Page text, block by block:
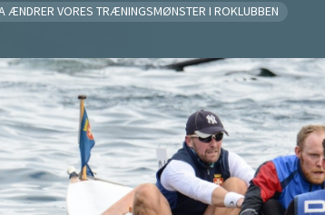
ÆNDRER VORES TRÆNINGSMØNSTER I ROKLUBBEN